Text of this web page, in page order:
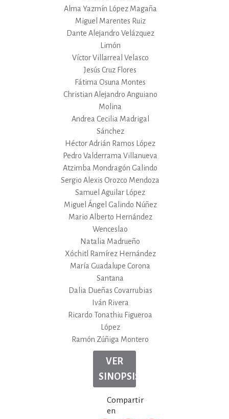
Alma Yazmín López Magaña
Miguel Marentes Ruiz
Dante Alejandro Velázquez
Limón
Víctor Villarreal Velasco
Jesús Cruz Flores
Fátima Osuna Montes
Christian Alejandro Anguiano
Molina
Andrea Cecilia Madrigal
Sánchez
Héctor Adrián Ramos López
Pedro Valderrama Villanueva
Atzimba Mondragón Galindo
Sergio Alexis Orozco Mendoza
Samuel Aguilar López
Miguel Ángel Galindo Núñez
Mario Alberto Hernández
Wenceslao
Natalia Madrueño
Xóchitl Ramírez Hernández
María Guadalupe Corona
Santana
Dalia Dueñas Covarrubias
Iván Rivera
Ricardo Tonathiu Figueroa
López
Ramón Zúñiga Montero
VER
SINOPSIS
Compartir
en